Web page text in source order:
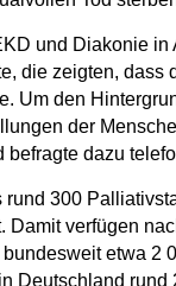
und Diakonie
die zeigten,
Um den
der
befragte dazu
rund 300
Damit verfügen
etwa 2
Deutschland